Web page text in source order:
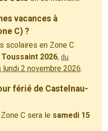
vacances à
C) ?
scolaires en Zone C
2026, du
lundi 2 novembre 2026.
férié de Castelnau-
C sera le samedi 15